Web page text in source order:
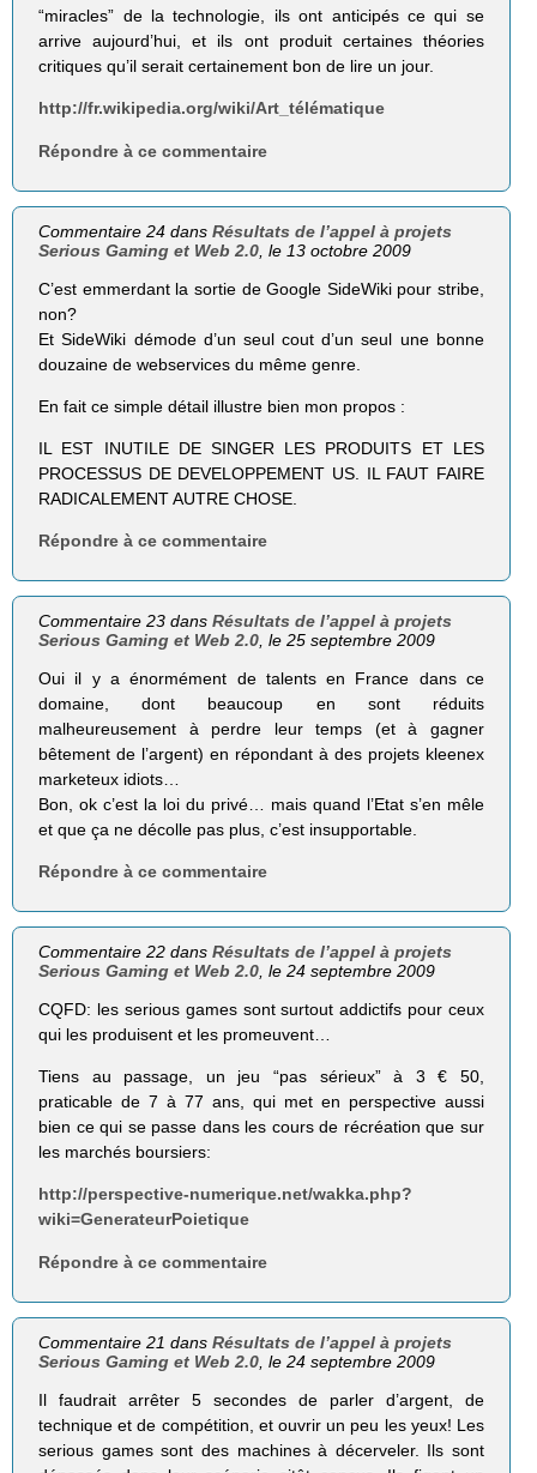
“miracles” de la technologie, ils ont anticipés ce qui se
arrive aujourd’hui, et ils ont produit certaines théories
critiques qu’il serait certainement bon de lire un jour.
http://fr.wikipedia.org/wiki/Art_télématique
Répondre à ce commentaire
Commentaire 24 dansRésultats de l’appel à projets
Serious Gaming et Web 2.0 , le 13 octobre 2009
C’est emmerdant la sortie de Google SideWiki pour stribe,
non?
Et SideWiki démode d’un seul cout d’un seul une bonne
douzaine de webservices du même genre.
En fait ce simple détail illustre bien mon propos :
IL EST INUTILE DE SINGER LES PRODUITS ET LES
PROCESSUS DE DEVELOPPEMENT US. IL FAUT FAIRE
RADICALEMENT AUTRE CHOSE.
Répondre à ce commentaire
Commentaire 23 dansRésultats de l’appel à projets
Serious Gaming et Web 2.0 , le 25 septembre 2009
Oui il y a énormément de talents en France dans ce
domaine, dont beaucoup en sont réduits
malheureusement à perdre leur temps (et à gagner
bêtement de l’argent) en répondant à des projets kleenex
marketeux idiots…
Bon, ok c’est la loi du privé… mais quand l’Etat s’en mêle
et que ça ne décolle pas plus, c’est insupportable.
Répondre à ce commentaire
Commentaire 22 dansRésultats de l’appel à projets
Serious Gaming et Web 2.0, le 24 septembre 2009
CQFD: les serious games sont surtout addictifs pour ceux
qui les produisent et les promeuvent…
Tiens au passage, un jeu “pas sérieux” à 3 € 50,
praticable de 7 à 77 ans, qui met en perspective aussi
bien ce qui se passe dans les cours de récréation que sur
les marchés boursiers:
http://perspective-numerique.net/wakka.php?
wiki=GenerateurPoietique
Répondre à ce commentaire
Commentaire 21 dansRésultats de l’appel à projets
Serious Gaming et Web 2.0 , le 24 septembre 2009
Il faudrait arrêter 5 secondes de parler d’argent, de
technique et de compétition, et ouvrir un peu les yeux! Les
serious games sont des machines à décerveler. Ils sont